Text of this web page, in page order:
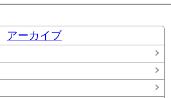
アーカイブ